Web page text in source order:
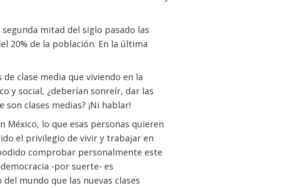
mitad del siglo pasado las
20% de la población. En la última
clase media que viviendo en la
y social, ¿deberían sonreír, dar las
clases medias? ¡Ni hablar!
México, lo que esas personas quieren
el privilegio de vivir y trabajar en
comprobar personalmente este
-por suerte- es
mundo que las nuevas clases